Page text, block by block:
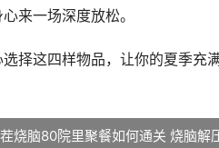
来一场深度放松。
择这四样物品，让你的夏季充
烧脑80院里聚餐如何通关 烧脑解